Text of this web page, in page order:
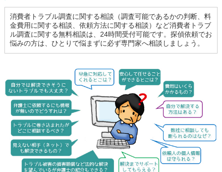
消費者トラブル調査に関する相談（調査可能であるかの判断、料
金費用に関する相談、依頼方法に関する相談）など消費者トラブ
ル調査に関する無料相談は、24時間受付可能です。探偵依頼でお
悩みの方は、ひとりで悩まずに必ず専門家へ相談しましょう。